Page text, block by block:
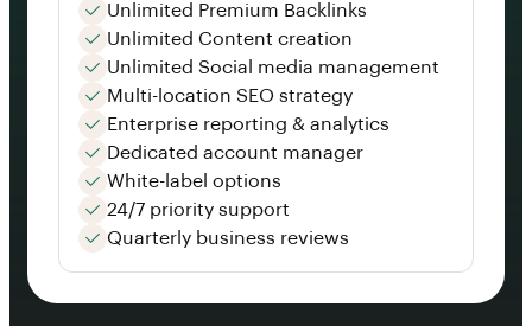
Unlimited Premium Backlinks
Unlimited Content creation
Unlimited Social media management
Multi-location SEO strategy
Enterprise reporting & analytics
Dedicated account manager
White-label options
24/7 priority support
Quarterly business reviews